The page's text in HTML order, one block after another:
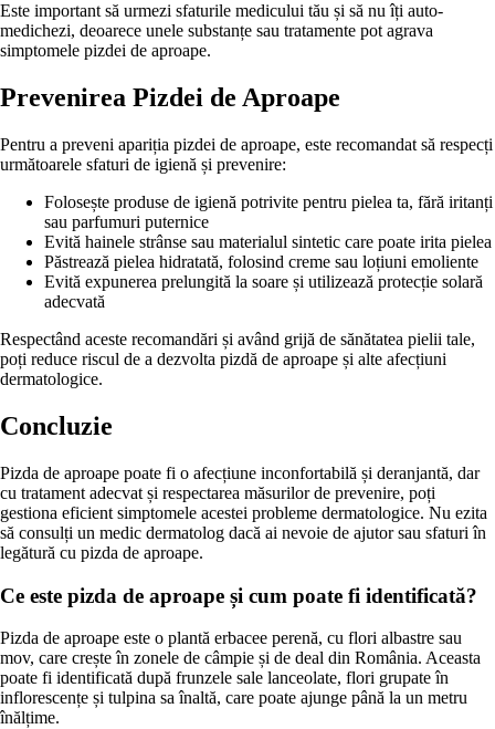
Este important să urmezi sfaturile medicului tău și să nu îți auto-
medichezi, deoarece unele substanțe sau tratamente pot agrava
simptomele pizdei de aproape.
Prevenirea Pizdei de Aproape
Pentru a preveni apariția pizdei de aproape, este recomandat să respecți
următoarele sfaturi de igienă și prevenire:
Folosește produse de igienă potrivite pentru pielea ta, fără iritanți
sau parfumuri puternice
Evită hainele strânse sau materialul sintetic care poate irita pielea
Păstrează pielea hidratată, folosind creme sau loțiuni emoliente
Evită expunerea prelungită la soare și utilizează protecție solară
adecvată
Respectând aceste recomandări și având grijă de sănătatea pielii tale,
poți reduce riscul de a dezvolta pizdă de aproape și alte afecțiuni
dermatologice.
Concluzie
Pizda de aproape poate fi o afecțiune inconfortabilă și deranjantă, dar
cu tratament adecvat și respectarea măsurilor de prevenire, poți
gestiona eficient simptomele acestei probleme dermatologice. Nu ezita
să consulți un medic dermatolog dacă ai nevoie de ajutor sau sfaturi în
legătură cu pizda de aproape.
Ce este pizda de aproape și cum poate fi identificată?
Pizda de aproape este o plantă erbacee perenă, cu flori albastre sau
mov, care crește în zonele de câmpie și de deal din România. Aceasta
poate fi identificată după frunzele sale lanceolate, flori grupate în
inflorescențe și tulpina sa înaltă, care poate ajunge până la un metru
înălțime.